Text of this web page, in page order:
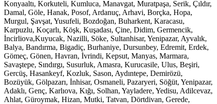
Konyaaltı, Korkuteli, Kumluca, Manavgat, Muratpaşa, Serik, Çıldır,
Damal, Göle, Hanak, Posof, Ardanuç, Arhavi, Borçka, Hopa,
Murgul, Şavşat, Yusufeli, Bozdoğan, Buharkent, Karacasu,
Karpuzlu, Koçarlı, Köşk, Kuşadası, Çine, Didim, Germencik,
İncirliova,Kuyucak, Nazilli, Söke, Sultanhisar, Yenipazar, Ayvalık,
Balya, Bandırma, Bigadiç, Burhaniye, Dursunbey, Edremit, Erdek,
Gömeç, Gönen, Havran, İvrindi, Kepsut, Manyas, Marmara,
Savaştepe, Sındırgı, Susurluk, Amasra, Kurucasile, Ulus, Beşiri,
Gercüş, Hasankeyf, Kozluk, Sason, Aydıntepe, Demirözü,
Bozüyük, Gölpazarı, İnhisar, Osmaneli, Pazaryeri, Söğüt, Yenipazar,
Adaklı, Genç, Karlıova, Kığı, Solhan, Yayladere, Yedisu, Adilcevaz,
Ahlat, Güroymak, Hizan, Mutki, Tatvan, Dörtdivan, Gerede,